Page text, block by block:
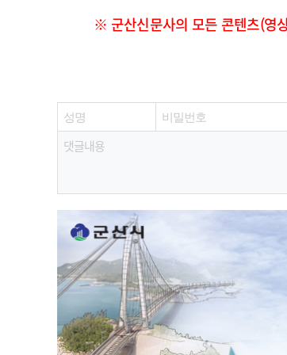
※ 군산신문사의 모든 콘텐츠(영